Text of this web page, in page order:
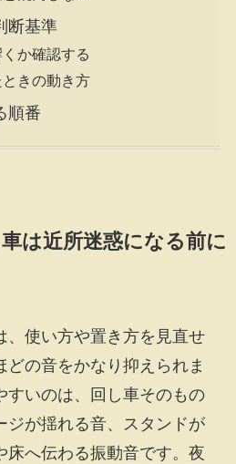
断基準
か確認する
きの動き方
順番
は近所迷惑になる前に
、使い方や置き方を見直せ
どの音をかなり抑えられま
すいのは、回し車そのもの
ジが揺れる音、スタンドが
床へ伝わる振動音です。夜